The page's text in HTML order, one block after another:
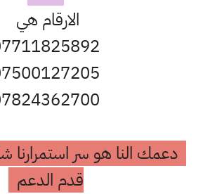
الارقام هي
دعمك النا هو سر
قدم الدعم